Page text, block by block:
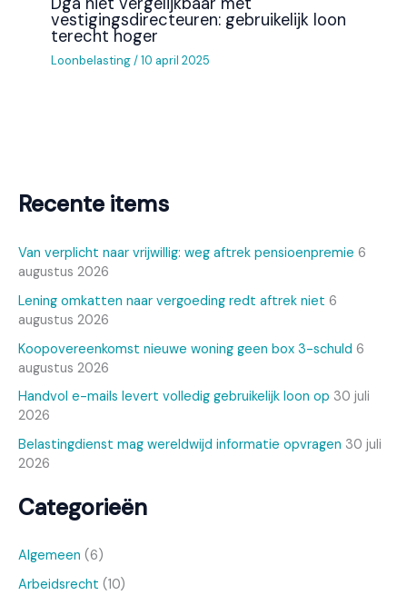
Recente items
Van verplicht naar vrijwillig: weg aftrek pensioenpremie 6
augustus 2026
Lening omkatten naar vergoeding redt aftrek niet 6
augustus 2026
Koopovereenkomst nieuwe woning geen box 3-schuld 6
augustus 2026
Handvol e-mails levert volledig gebruikelijk loon op 30 juli
2026
Belastingdienst mag wereldwijd informatie opvragen 30 juli
2026
Categorieën
Algemeen (6)
Arbeidsrecht (10)
vestigingsdirecteuren: gebruikelijk loon
terecht hoger
Loonbelasting/10 april 2025